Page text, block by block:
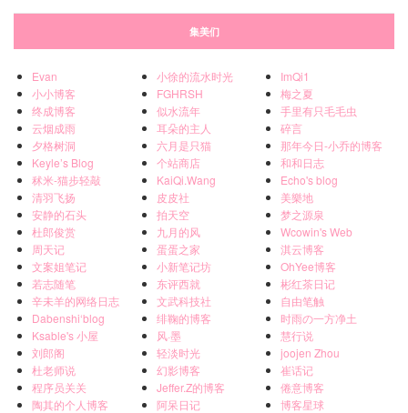
集美们
Evan
小小博客
终成博客
云烟成雨
夕格树洞
Keyle’s Blog
秫米-猫步轻敲
清羽飞扬
安静的石头
杜郎俊赏
周天记
文案姐笔记
若志随笔
辛未羊的网络日志
Dabenshi‘blog
Ksable's 小屋
刘郎阁
杜老师说
程序员关关
陶其的个人博客
小徐的流水时光
FGHRSH
似水流年
耳朵的主人
六月是只猫
个站商店
KaiQi.Wang
皮皮社
拍天空
九月的风
蛋蛋之家
小新笔记坊
东评西就
文武科技社
绯鞠的博客
风·墨
轻淡时光
幻影博客
Jeffer.Z的博客
阿呆日记
ImQi1
梅之夏
手里有只毛毛虫
碎言
那年今日-小乔的博客
和和日志
Echo's blog
美樂地
梦之源泉
Wcowin's Web
淇云博客
OhYee博客
彬红茶日记
自由笔触
时雨の一方净土
慧行说
joojen Zhou
崔话记
倦意博客
博客星球